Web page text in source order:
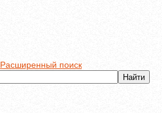
Расширенный поиск